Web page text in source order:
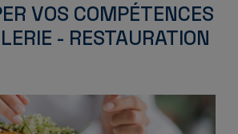
VOS COMPÉTENCES
- RESTAURATION